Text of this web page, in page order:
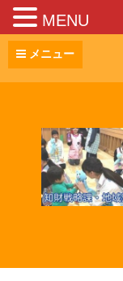
コ
メニュー
MENU